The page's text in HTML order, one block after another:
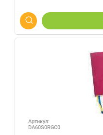
Артикул:
DA60S0RGC0